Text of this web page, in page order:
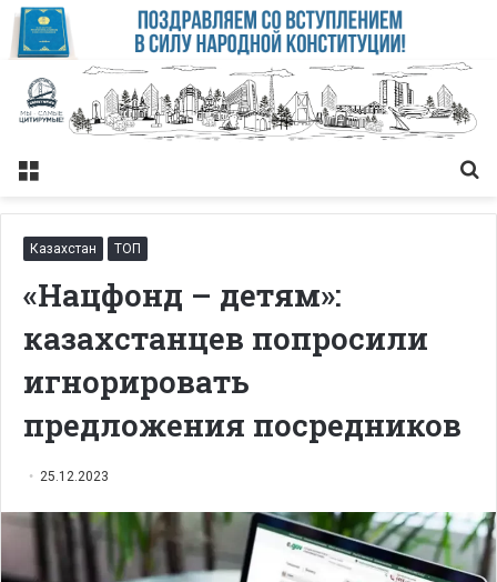
Меню
Казахстан ТОП
«Нацфонд – детям»:
казахстанцев попросили
игнорировать
предложения посредников
25.12.2023